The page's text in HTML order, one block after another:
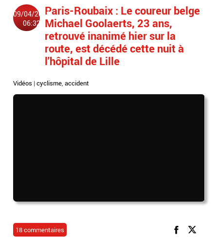
09/04/2018
06:32
Paris-Roubaix : Le coureur belge
Michael Goolaerts, 23 ans,
retrouvé inanimé hier sur la
route, est décédé cette nuit à
l'hôpital de Lille
Vidéos |cyclisme,accident
18 commentaires